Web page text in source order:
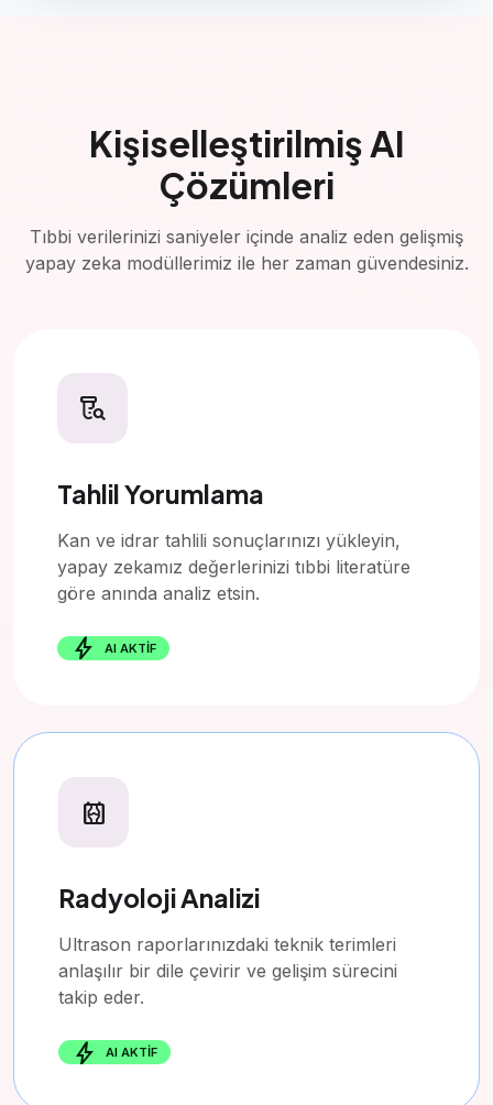
Kişiselleştirilmiş AI
Çözümleri
Tıbbi verilerinizi saniyeler içinde analiz eden gelişmiş
yapay zeka modüllerimiz ile her zaman güvendesiniz.
lab_research
Tahlil Yorumlama
Kan ve idrar tahlili sonuçlarınızı yükleyin,
yapay zekamız değerlerinizi tıbbi literatüre
göre anında analiz etsin.
bolt AI AKTİF
radiology
Radyoloji Analizi
Ultrason raporlarınızdaki teknik terimleri
anlaşılır bir dile çevirir ve gelişim sürecini
takip eder.
bolt AI AKTİF